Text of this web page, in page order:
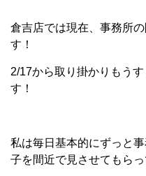
倉吉店では現在、事務所
す！
2/17から取り掛かりもう
す！
私は毎日基本的にずっと
子を間近で見させてもらっ